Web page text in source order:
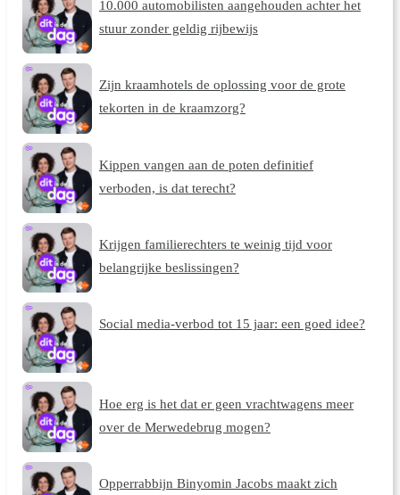
10.000 automobilisten aangehouden achter het
stuur zonder geldig rijbewijs
Zijn kraamhotels de oplossing voor de grote
tekorten in de kraamzorg?
Kippen vangen aan de poten definitief
verboden, is dat terecht?
Krijgen familierechters te weinig tijd voor
belangrijke beslissingen?
Social media-verbod tot 15 jaar: een goed idee?
Hoe erg is het dat er geen vrachtwagens meer
over de Merwedebrug mogen?
Opperrabbijn Binyomin Jacobs maakt zich